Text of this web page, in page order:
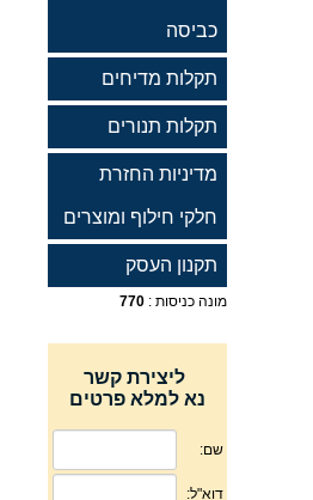
כביסה
תקלות מדיחים
תקלות תנורים
מדיניות החזרת
חלקי חילוף ומוצרים
תקנון העסק
מונה כניסות : 770
ליצירת קשר
נא למלא פרטים